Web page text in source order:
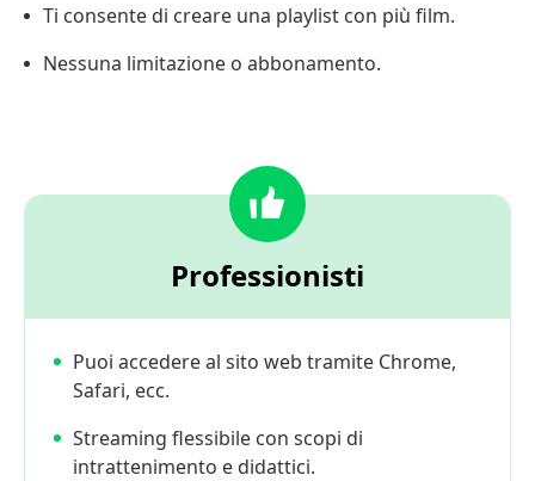
Ti consente di creare una playlist con più film.
Nessuna limitazione o abbonamento.
Professionisti
Puoi accedere al sito web tramite Chrome,
Safari, ecc.
Streaming flessibile con scopi di
intrattenimento e didattici.